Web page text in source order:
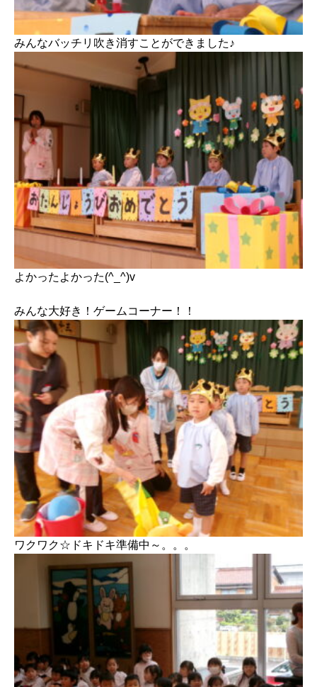
みんなバッチリ吹き消すことができました♪
よかったよかった(^_^)v
みんな大好き！ゲームコーナー！！
ワクワク☆ドキドキ準備中～。。。